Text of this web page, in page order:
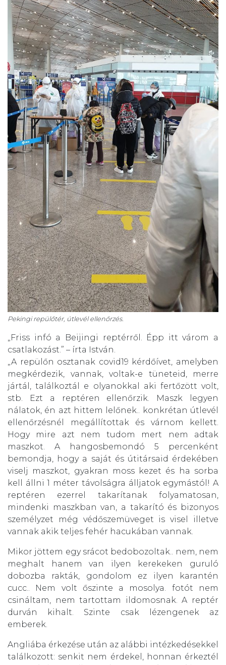
Pekingi repülőtér, útlevél ellenőrzés.
„Friss infó a Beijingi reptérről. Épp itt várom a
csatlakozást.” – írta István.
„A repülőn osztanak covid19 kérdőívet, amelyben
megkérdezik, vannak, voltak-e tüneteid, merre
jártál, találkoztál e olyanokkal aki fertőzött volt,
stb. Ezt a reptéren ellenőrzik. Maszk legyen
nálatok, én azt hittem lelőnek.. konkrétan útlevél
ellenőrzésnél megállítottak és várnom kellett.
Hogy mire azt nem tudom mert nem adtak
maszkot. A hangosbemondó 5 percenként
bemondja, hogy a saját és útitársaid érdekében
viselj maszkot, gyakran moss kezet és ha sorba
kell állni 1 méter távolságra álljatok egymástól! A
reptéren ezerrel takarítanak folyamatosan,
mindenki maszkban van, a takarító és bizonyos
személyzet még védőszemüveget is visel illetve
vannak akik teljes fehér hacukában vannak.
Mikor jöttem egy srácot bedobozoltak.. nem, nem
meghalt hanem van ilyen kerekeken guruló
dobozba rakták, gondolom ez ilyen karantén
cucc.. Nem volt őszinte a mosolya. fotót nem
csináltam, nem tartottam ildomosnak. A reptér
durván kihalt. Szinte csak lézengenek az
emberek.
Angliába érkezése után az alábbi intézkedésekkel
találkozott: senkit nem érdekel, honnan érkeztél